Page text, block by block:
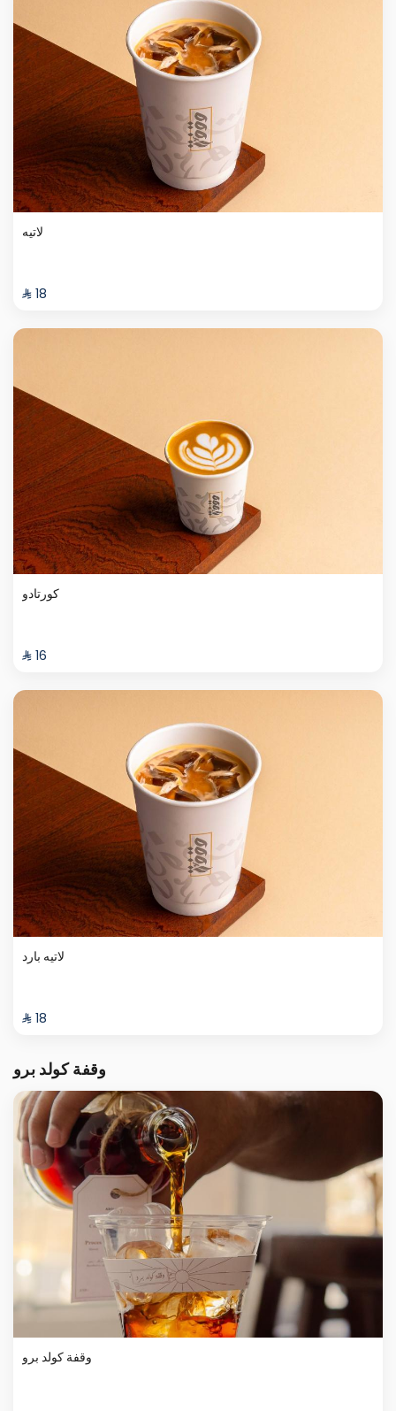
لاتيه
⁨⁦‪‬ 18⁩
كورتادو
⁨⁦‪‬ 16⁩
لاتيه بارد
⁨⁦‪‬ 18⁩
وقفة كولد برو
وقفة كولد برو